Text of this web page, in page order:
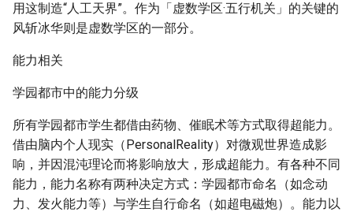
用这制造“人工天界”。作为「虚数学区·五行机关」的关键的
风斩冰华则是虚数学区的一部分。
能力相关
学园都市中的能力分级
所有学园都市学生都借由药物、催眠术等方式取得超能力。
借由脑内个人现实（PersonalReality）对微观世界造成影
响，并因混沌理论而将影响放大，形成超能力。有各种不同
能力，能力名称有两种决定方式：学园都市命名（如念动
力、发火能力等）与学生自行命名（如超电磁炮）。能力以